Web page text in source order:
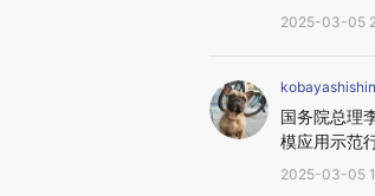
2025-03-05
国务院总理
模应用示范
2025-03-05